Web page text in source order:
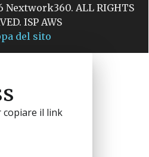
Nextwork360. ALL RIGHTS
ISP AWS
del sito
copiare il link